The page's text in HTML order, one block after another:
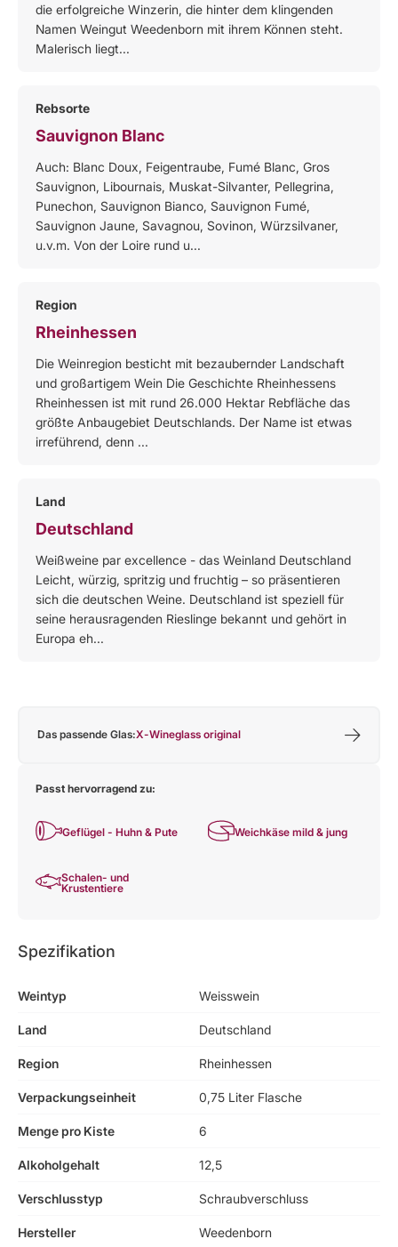
die erfolgreiche Winzerin, die hinter dem klingenden
Namen Weingut Weedenborn mit ihrem Können steht.
Malerisch liegt...
Rebsorte
Sauvignon Blanc
Auch: Blanc Doux, Feigentraube, Fumé Blanc, Gros
Sauvignon, Libournais, Muskat-Silvanter, Pellegrina,
Punechon, Sauvignon Bianco, Sauvignon Fumé,
Sauvignon Jaune, Savagnou, Sovinon, Würzsilvaner,
u.v.m. Von der Loire rund u...
Region
Rheinhessen
Die Weinregion besticht mit bezaubernder Landschaft
und großartigem Wein Die Geschichte Rheinhessens
Rheinhessen ist mit rund 26.000 Hektar Rebfläche das
größte Anbaugebiet Deutschlands. Der Name ist etwas
irreführend, denn ...
Land
Deutschland
Weißweine par excellence - das Weinland Deutschland
Leicht, würzig, spritzig und fruchtig – so präsentieren
sich die deutschen Weine. Deutschland ist speziell für
seine herausragenden Rieslinge bekannt und gehört in
Europa eh...
Das passende Glas:X-Wineglass original
Passt hervorragend zu:
Geflügel - Huhn & Pute Weichkäse mild & jung
Schalen- und
Krustentiere
Spezifikation
Weintyp Weisswein
Land Deutschland
Region Rheinhessen
Verpackungseinheit 0,75 Liter Flasche
Menge pro Kiste 6
Alkoholgehalt 12,5
Verschlusstyp Schraubverschluss
Hersteller Weedenborn